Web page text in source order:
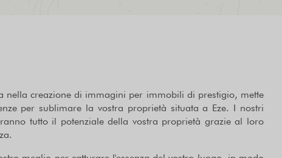
nella creazione di immagini per immobili di prestigio, mette
per sublimare la vostra proprietà situata a Eze. I nostri
tutto il potenziale della vostra proprietà grazie al loro